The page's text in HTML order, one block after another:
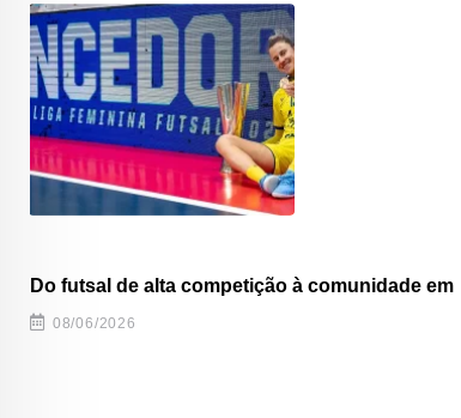
Do futsal de alta competição à comunidade em
08/06/2026